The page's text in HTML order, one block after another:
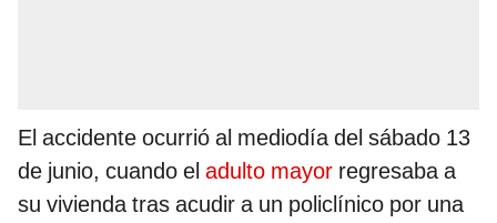
El accidente ocurrió al mediodía del sábado 13
de junio, cuando el adulto mayor regresaba a
su vivienda tras acudir a un policlínico por una